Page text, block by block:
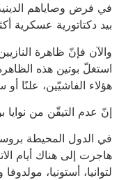
في فرض وصاياهم
بيد دكتاتورية عسكرية
والآن فإنّ ظاهرة
استغلّ بوتين هذه
هؤلاء الفاشيّين، علنًا
إنّ عدم التيقّن من نوايا
في الدول المحيطة
هاجرت إلى هناك أيام
لتوانيا، أستونيا،